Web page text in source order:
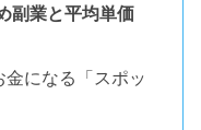
副業と平均単価
になる「スポッ